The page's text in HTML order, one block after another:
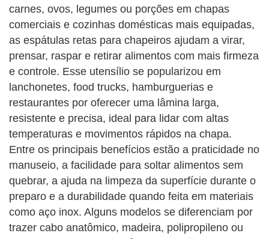
carnes, ovos, legumes ou porções em chapas
comerciais e cozinhas domésticas mais equipadas,
as espátulas retas para chapeiros ajudam a virar,
prensar, raspar e retirar alimentos com mais firmeza
e controle. Esse utensílio se popularizou em
lanchonetes, food trucks, hamburguerias e
restaurantes por oferecer uma lâmina larga,
resistente e precisa, ideal para lidar com altas
temperaturas e movimentos rápidos na chapa.
Entre os principais benefícios estão a praticidade no
manuseio, a facilidade para soltar alimentos sem
quebrar, a ajuda na limpeza da superfície durante o
preparo e a durabilidade quando feita em materiais
como aço inox. Alguns modelos se diferenciam por
trazer cabo anatômico, madeira, polipropileno ou